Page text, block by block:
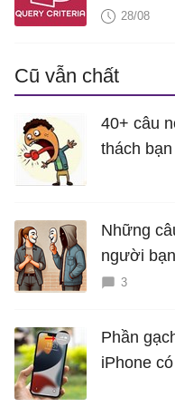
28/08
Cũ vẫn chất
40+ câu
thách
Những
người
3
Phần
iPhone